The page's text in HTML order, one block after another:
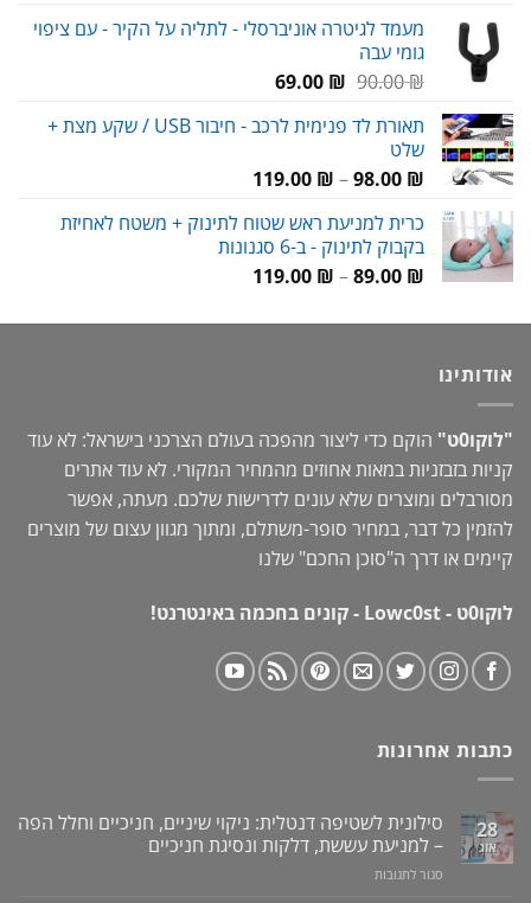
היה:
הוא:
מעמד לגיטרה אוניברסלי - לתליה על הקיר - עם ציפוי
גומי עבה
90.00₪
המחיר
היה:
69.00 ₪
המחיר
הוא:
תאורת לד פנימית לרכב - חיבור USB / שקע מצת +
שלט
98.00 ₪
–
119.00 ₪
עד
כרית למניעת ראש שטוח לתינוק + משטח לאחיזת
בקבוק לתינוק - ב-6 סגנונות
89.00 ₪
–
119.00 ₪
אודותינו
"לוקו0ט"
הוקם כדי ליצור מהפכה בעולם הצרכני בישראל: לא עוד
קניות בזבזניות במאות אחוזים מהמחיר המקורי. לא עוד אתרים
מסורבלים ומוצרים שלא עונים לדרישות שלכם. מעתה, אפשר
להזמין כל דבר, במחיר סופר-משתלם, ומתוך מגוון עצום של מוצרים
קיימים או דרך ה"סוכן החכם" שלנו
לוקו0ט - Lowc0st - קונים בחכמה באינטרנט!
כתבות אחרונות
28
אוג
סילונית לשטיפה דנטלית: ניקוי שיניים, חניכיים וחלל הפה
– למניעת עששת, דלקות ונסיגת חניכיים
סגור לתגובות